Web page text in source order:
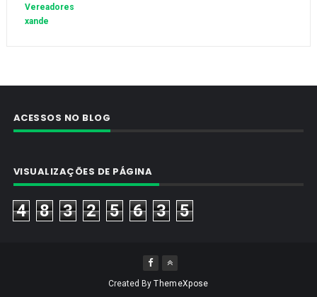
Vereadores
xande
ACESSOS NO BLOG
VISUALIZAÇÕES DE PÁGINA
4 8 3 2 5 6 3 5
Created ByThemeXpose